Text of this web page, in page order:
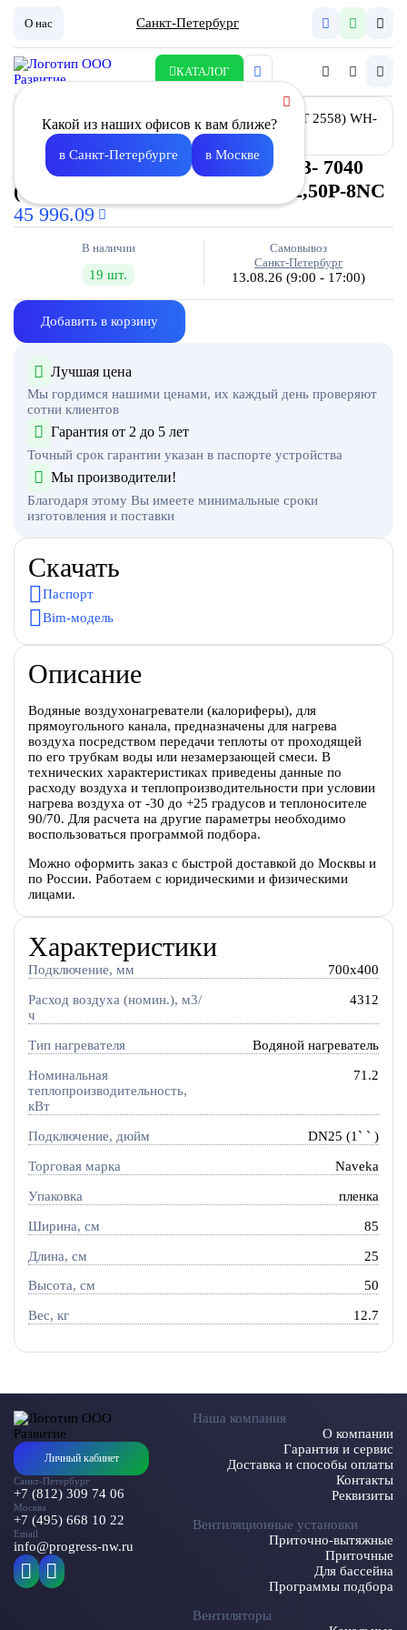
О нас Санкт-Петербург
КАТАЛОГ
Какой из наших офисов к вам ближе?
в Санкт-Петербурге в Москве
Воздухонагреватель водяной W3- 7040
(TFT 2558) WH-16T-3NR-700A-2,50P-8NC
45 996.09
В наличии
19 шт.
Самовывоз
Санкт-Петербург
13.08.26(9:00 - 17:00)
Добавить в корзину
Лучшая цена
Мы гордимся нашими ценами, их каждый день проверяют
сотни клиентов
Гарантия от 2 до 5 лет
Точный срок гарантии указан в паспорте устройства
Мы производители!
Благодаря этому Вы имеете минимальные сроки
изготовления и поставки
Скачать
Паспорт
Bim-модель
Описание
Водяные воздухонагреватели (калориферы), для
прямоугольного канала, предназначены для нагрева
воздуха посредством передачи теплоты от проходящей
по его трубкам воды или незамерзающей смеси. В
технических характеристиках приведены данные по
расходу воздуха и теплопроизводительности при условии
нагрева воздуха от -30 до +25 градусов и теплоносителе
90/70. Для расчета на другие параметры необходимо
воспользоваться программой подбора.
Можно оформить заказ с быстрой доставкой до Москвы и
по России. Работаем с юридическими и физическими
лицами.
Характеристики
Подключение, мм 700x400
Расход воздуха (номин.), м3/
ч
4312
Тип нагревателя Водяной нагреватель
Номинальная
теплопроизводительность,
кВт
71.2
Подключение, дюйм DN25 (1` ` )
Торговая марка Naveka
Упаковка пленка
Ширина, см 85
Длина, см 25
Высота, см 50
Вес, кг 12.7
Личный кабинет
Санкт-Петербург
+7 (812) 309 74 06
Москва
+7 (495) 668 10 22
Email
info@progress-nw.ru
Наша компания
О компании
Гарантия и сервис
Доставка и способы оплаты
Контакты
Реквизиты
Вентиляционные установки
Приточно-вытяжные
Приточные
Для бассейна
Программы подбора
Вентиляторы